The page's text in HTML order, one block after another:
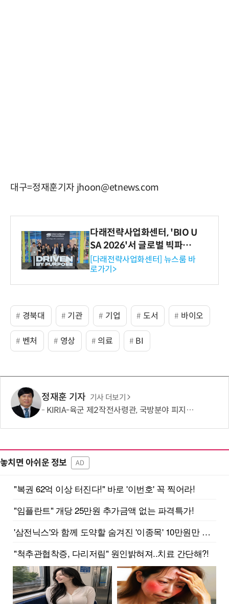
대구=정재훈기자 jhoon@etnews.com
다래전략사업화센터, 'BIO U
SA 2026'서 글로벌 빅파마
와의 비즈니스 미팅 지원…K
-바이오 해외 진출 교두보 확
보
[다래전략사업화센터] 뉴스룸 바
로가기>
경북대 기관 기업 도서 바이오
벤처 영상 의료 BI
정재훈 기자 기사 더보기
KIRIA-육군 제2작전사령관, 국방분야 피지컬 AI기반 로봇전환 확산 간담회
놓치면 아쉬운 정보 AD